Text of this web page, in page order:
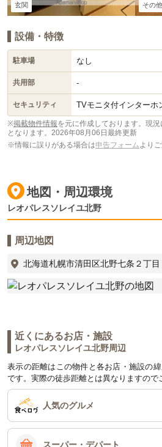
玄関 その
設備・特徴
駐車場 なし
共用部 -
セキュリティ TVモニタ付インターホ
※掲載物件情報を元に作成しております。現
となります。 2026年08月06日最終更新
※情報に誤りがある場合は申告フォーム より
地図・周辺環境
レオパレスソレイユ北野
周辺地図
北海道札幌市清田区北野七条２丁目
近くにあるお店・施設
レオパレスソレイユ北野周辺
表示の距離はこの物件と各お店・施設の
です。実際の徒歩距離とは異なりますので
人気のグルメ
スーパー・デパート